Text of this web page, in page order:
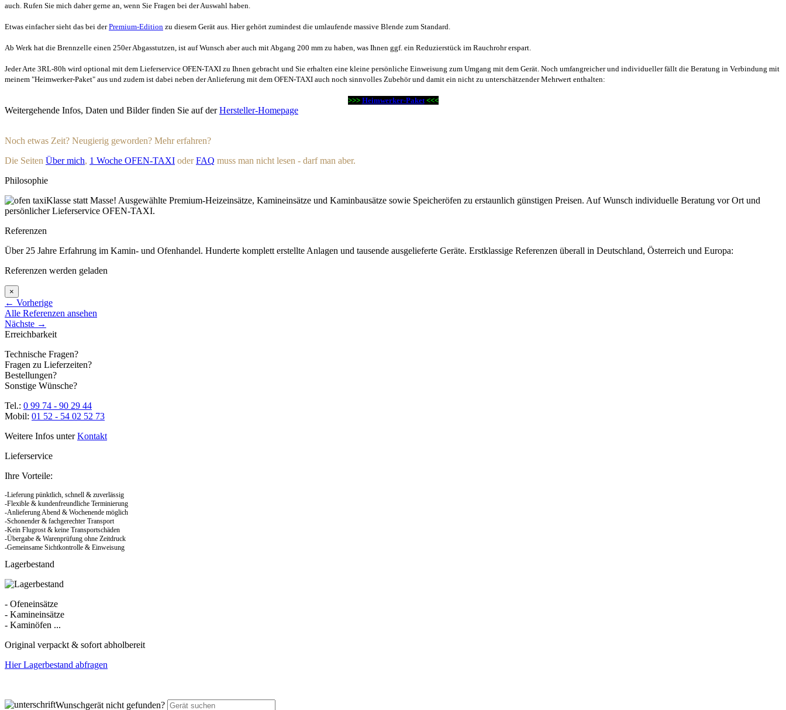
auch. Rufen Sie mich daher gerne an, wenn Sie Fragen bei der Auswahl haben.
Etwas einfacher sieht das bei derPremium-Edition zu diesem Gerät aus. Hier gehört zumindest die umlaufende massive Blende zum Standard.
Ab Werk hat die Brennzelle einen 250er Abgasstutzen, ist auf Wunsch aber auch mit Abgang 200 mm zu haben, was Ihnen ggf. ein Reduzierstück im Rauchrohr erspart.
Jeder Arte 3RL-80h wird optional mit dem Lieferservice OFEN-TAXI zu Ihnen gebracht und Sie erhalten eine kleine persönliche Einweisung zum Umgang mit dem Gerät. Noch umfangreicher und individueller fällt die Beratung in Verbindung mit
meinem "Heimwerker-Paket" aus und zudem ist dabei neben der Anlieferung mit dem OFEN-TAXI auch noch sinnvolles Zubehör und damit ein nicht zu unterschätzender Mehrwert enthalten:
>>> Heimwerker-Paket<<<
Weitergehende Infos, Daten und Bilder finden Sie auf derHersteller-Homepage
Noch etwas Zeit? Neugierig geworden? Mehr erfahren?
Die Seiten Über mich, 1 Woche OFEN-TAXI oderFAQ muss man nicht lesen - darf man aber.
Philosophie
Klasse statt Masse! Ausgewählte Premium-Heizeinsätze, Kamineinsätze und Kaminbausätze sowie Speicheröfen zu erstaunlich günstigen Preisen. Auf Wunsch individuelle Beratung vor Ort und
persönlicher Lieferservice OFEN-TAXI.
Referenzen
Über 25 Jahre Erfahrung im Kamin- und Ofenhandel. Hunderte komplett erstellte Anlagen und tausende ausgelieferte Geräte. Erstklassige Referenzen überall in Deutschland, Österreich und Europa:
Referenzen werden geladen
×
← Vorherige
Alle Referenzen ansehen
Nächste →
Erreichbarkeit
Technische Fragen?
Fragen zu Lieferzeiten?
Bestellungen?
Sonstige Wünsche?
Tel.: 0 99 74 - 90 29 44
Mobil: 01 52 - 54 02 52 73
Weitere Infos unterKontakt
Lieferservice
Ihre Vorteile:
-Lieferung pünktlich, schnell & zuverlässig
-Flexible & kundenfreundliche Terminierung
-Anlieferung Abend & Wochenende möglich
-Schonender & fachgerechter Transport
-Kein Flugrost & keine Transportschäden
-Übergabe & Warenprüfung ohne Zeitdruck
-Gemeinsame Sichtkontrolle & Einweisung
Lagerbestand
- Ofeneinsätze
- Kamineinsätze
- Kaminöfen ...
Original verpackt & sofort abholbereit
Hier Lagerbestand abfragen
Wunschgerät nicht gefunden?